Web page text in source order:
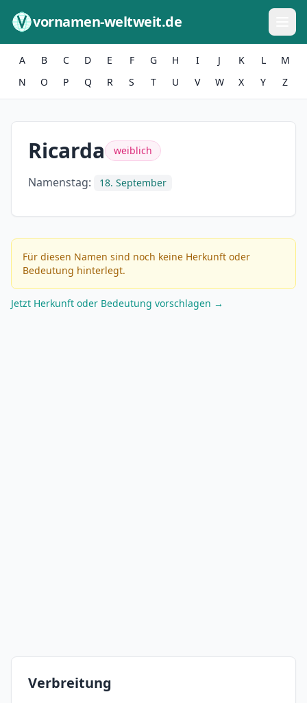
vornamen-weltweit.de
A B C D E F G H I J K L
M
N
O P Q R S T U V W X Y Z
Ricarda weiblich
Namenstag: 18. September
Für diesen Namen sind noch keine Herkunft oder
Bedeutung hinterlegt.
Jetzt Herkunft oder Bedeutung vorschlagen →
Verbreitung